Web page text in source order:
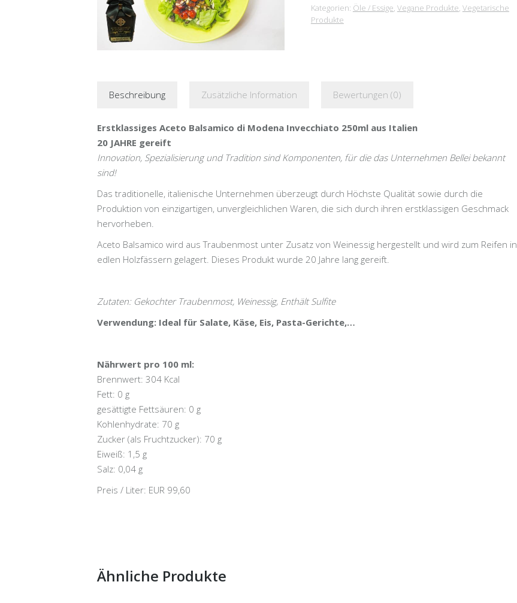
Kategorien: Öle / Essige, Vegane Produkte, Vegetarische
Produkte
Beschreibung Zusätzliche Information Bewertungen (0)
Erstklassiges Aceto Balsamico di Modena Invecchiato 250ml aus Italien
20 JAHRE gereift
Innovation, Spezialisierung und Tradition sind Komponenten, für die das Unternehmen Bellei bekannt
sind!
Das traditionelle, italienische Unternehmen überzeugt durch Höchste Qualität sowie durch die
Produktion von einzigartigen, unvergleichlichen Waren, die sich durch ihren erstklassigen Geschmack
hervorheben.
Aceto Balsamico wird aus Traubenmost unter Zusatz von Weinessig hergestellt und wird zum Reifen in
edlen Holzfässern gelagert. Dieses Produkt wurde 20 Jahre lang gereift.
Zutaten: Gekochter Traubenmost, Weinessig, Enthält Sulfite
Verwendung: Ideal für Salate, Käse, Eis, Pasta-Gerichte,…
Nährwert pro 100 ml:
Brennwert: 304 Kcal
Fett: 0 g
gesättigte Fettsäuren: 0 g
Kohlenhydrate: 70 g
Zucker (als Fruchtzucker): 70 g
Eiweiß: 1,5 g
Salz: 0,04 g
Preis / Liter: EUR 99,60
Ähnliche Produkte